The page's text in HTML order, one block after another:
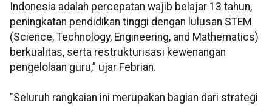
Indonesia adalah percepatan wajib belajar 13 tahun,
peningkatan pendidikan tinggi dengan lulusan STEM
(Science, Technology, Engineering, and Mathematics)
berkualitas, serta restrukturisasi kewenangan
pengelolaan guru,” ujar Febrian.
"Seluruh rangkaian ini merupakan bagian dari strategi